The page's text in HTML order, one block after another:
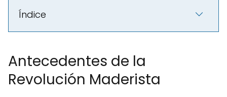
Índice
Antecedentes de la
Revolución Maderista